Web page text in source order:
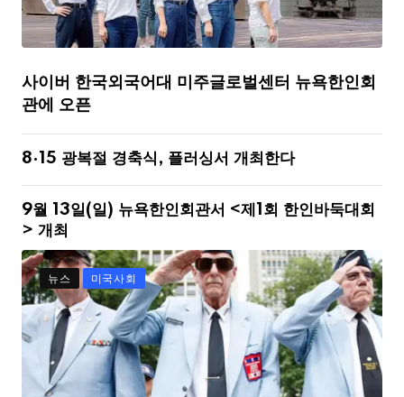
사이버 한국외국어대 미주글로벌센터 뉴욕한인회
관에 오픈
8·15 광복절 경축식, 플러싱서 개최한다
9월 13일(일) 뉴욕한인회관서 <제1회 한인바둑대회
> 개최
뉴스 미국사회